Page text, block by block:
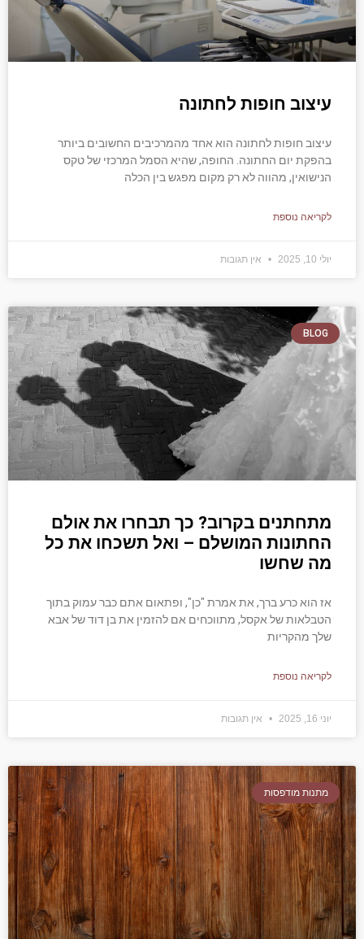
עיצוב חופות לחתונה
עיצוב חופות לחתונה הוא אחד מהמרכיבים החשובים ביותר
בהפקת יום החתונה. החופה, שהיא הסמל המרכזי של טקס
הנישואין, מהווה לא רק מקום מפגש בין הכלה
לקריאה נוספת
יולי 10, 2025 אין תגובות
BLOG
מתחתנים בקרוב? כך תבחרו את אולם
החתונות המושלם – ואל תשכחו את כל
מה שחשו
אז הוא כרע ברך, את אמרת "כן", ופתאום אתם כבר עמוק בתוך
הטבלאות של אקסל, מתווכחים אם להזמין את בן דוד של אבא
שלך מהקריות
לקריאה נוספת
יוני 16, 2025 אין תגובות
מתנות מודפסות